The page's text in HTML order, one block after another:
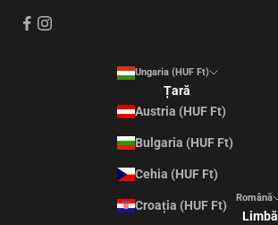
Ungaria (HUF Ft)
Țară
Austria (HUF Ft)
Bulgaria (HUF Ft)
Cehia (HUF Ft)
Croația (HUF Ft)
Română
Limbă